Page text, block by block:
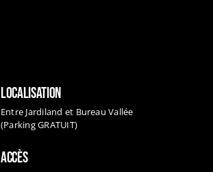
LOCALISATION
Entre Jardiland et Bureau Vallée
(Parking GRATUIT)
ACCÈS